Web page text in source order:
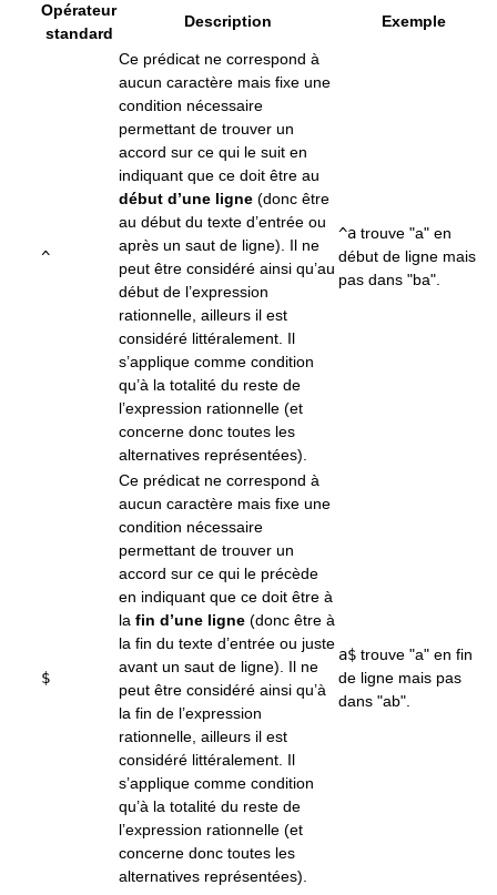
Opérateur
standard
Description Exemple
^
Ce prédicat ne correspond à
aucun caractère mais fixe une
condition nécessaire
permettant de trouver un
accord sur ce qui le suit en
indiquant que ce doit être au
début d’une ligne (donc être
au début du texte d’entrée ou
après un saut de ligne). Il ne
peut être considéré ainsi qu’au
début de l’expression
rationnelle, ailleurs il est
considéré littéralement. Il
s’applique comme condition
qu’à la totalité du reste de
l’expression rationnelle (et
concerne donc toutes les
alternatives représentées).
^a trouve "a" en
début de ligne mais
pas dans "ba".
$
Ce prédicat ne correspond à
aucun caractère mais fixe une
condition nécessaire
permettant de trouver un
accord sur ce qui le précède
en indiquant que ce doit être à
la fin d’une ligne (donc être à
la fin du texte d’entrée ou juste
avant un saut de ligne). Il ne
peut être considéré ainsi qu’à
la fin de l’expression
rationnelle, ailleurs il est
considéré littéralement. Il
s’applique comme condition
qu’à la totalité du reste de
l’expression rationnelle (et
concerne donc toutes les
alternatives représentées).
a$ trouve "a" en fin
de ligne mais pas
dans "ab".